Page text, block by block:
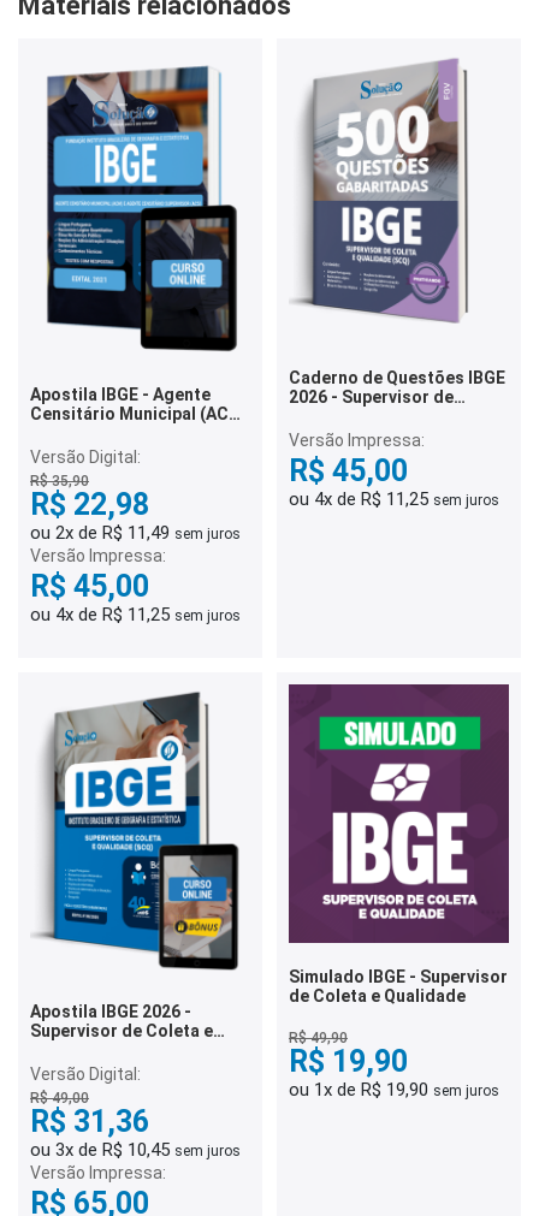
Apostila IBGE - Agente
Censitário Municipal (ACM)
Supervisor (ACS)
Versão Digital:
R$ 35,90
R$ 22,98
ou 2x de R$ 11,49 sem juros
Versão Impressa:
R$ 45,00
ou 4x de R$ 11,25 sem juros
Caderno de Questões IBGE
2026 - Supervisor de
500 Questões Gabaritadas
Versão Impressa:
R$ 45,00
ou 4x de R$ 11,25 sem juros
Apostila IBGE 2026 -
Supervisor de Coleta e
Versão Digital:
R$ 49,00
R$ 31,36
ou 3x de R$ 10,45 sem juros
Versão Impressa:
R$ 65,00
Simulado IBGE - Supervisor
de Coleta e Qualidade
R$ 49,90
R$ 19,90
ou 1x de R$ 19,90 sem juros